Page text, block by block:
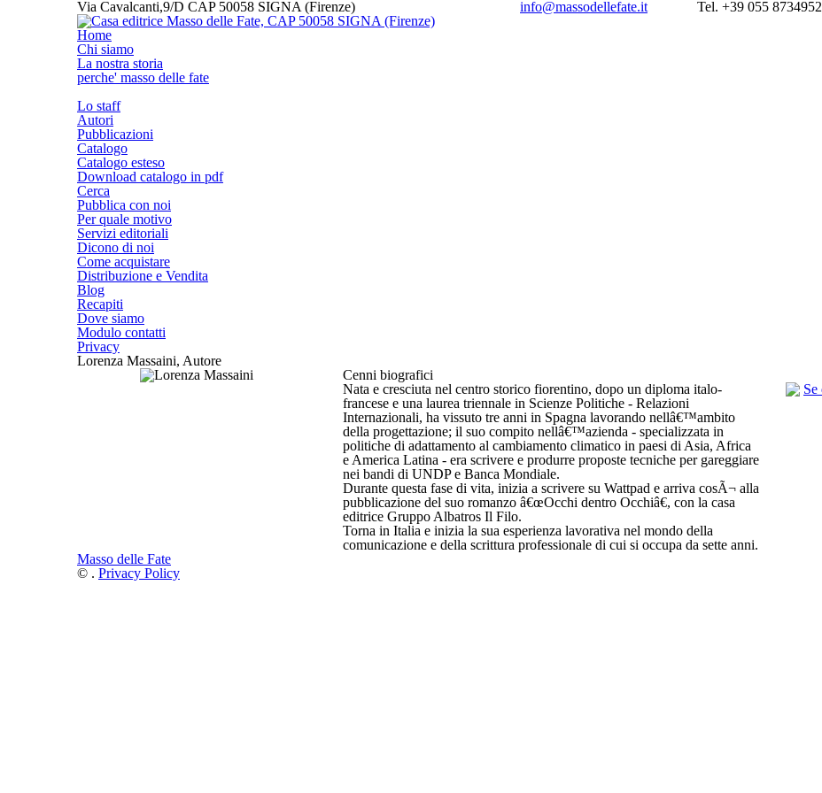
Via Cavalcanti,9/D CAP 50058 SIGNA (Firenze) info@massodellefate.it
Tel. +39 055 8734952
Home
Chi siamo
La nostra storia
perche' masso delle fate
Lo staff
Autori
Pubblicazioni
Catalogo
Catalogo esteso
Download catalogo in pdf
Cerca
Pubblica con noi
Per quale motivo
Servizi editoriali
Dicono di noi
Come acquistare
Distribuzione e Vendita
Blog
Recapiti
Dove siamo
Modulo contatti
Privacy
Lorenza Massaini, Autore
Cenni biografici
Nata e cresciuta nel centro storico fiorentino, dopo un diploma italo-
francese e una laurea triennale in Scienze Politiche - Relazioni
Internazionali, ha vissuto tre anni in Spagna lavorando nellâ€™ambito
della progettazione; il suo compito nellâ€™azienda - specializzata in
politiche di adattamento al cambiamento climatico in paesi di Asia, Africa
e America Latina - era scrivere e produrre proposte tecniche per gareggiare
nei bandi di UNDP e Banca Mondiale.
Durante questa fase di vita, inizia a scrivere su Wattpad e arriva cosÃ¬ alla
pubblicazione del suo romanzo â€œOcchi dentro Occhiâ€, con la casa
editrice Gruppo Albatros Il Filo.
Torna in Italia e inizia la sua esperienza lavorativa nel mondo della
comunicazione e della scrittura professionale di cui si occupa da sette anni.
Masso delle Fate
© . Privacy Policy